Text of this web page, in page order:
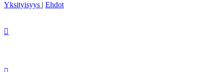
Yksityisyys
Ehdot